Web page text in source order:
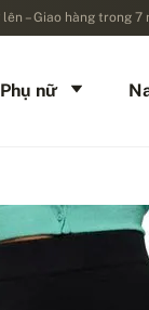
– Giao hàng trong
Phụ nữ